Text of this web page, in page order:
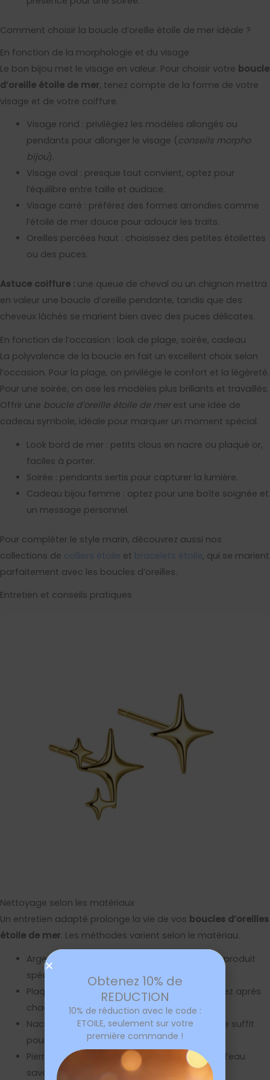
Comment choisir la boucle d’oreille étoile de mer idéale ?
En fonction de la morphologie et du visage
Le bon bijou met le visage en valeur. Pour choisir votre boucle
d’oreille étoile de mer, tenez compte de la forme de votre
visage et de votre coiffure.
Visage rond : privilégiez les modèles allongés ou
pendants pour allonger le visage ( conseils morpho
bijou).
Visage oval : presque tout convient, optez pour
l’équilibre entre taille et audace.
Visage carré : préférez des formes arrondies comme
l’étoile de mer douce pour adoucir les traits.
Oreilles percées haut : choisissez des petites étoilettes
ou des puces.
Astuce coiffure : une queue de cheval ou un chignon mettra
en valeur une boucle d’oreille pendante, tandis que des
cheveux lâchés se marient bien avec des puces délicates.
En fonction de l’occasion : look de plage, soirée, cadeau
La polyvalence de la boucle en fait un excellent choix selon
l’occasion. Pour la plage, on privilégie le confort et la légèreté.
Pour une soirée, on ose les modèles plus brillants et travaillés.
Offrir une boucle d’oreille étoile de merest une idée de
cadeau symbole, idéale pour marquer un moment spécial.
Look bord de mer : petits clous en nacre ou plaqué or,
faciles à porter.
Soirée : pendants sertis pour capturer la lumière.
Cadeau bijou femme : optez pour une boîte soignée et
un message personnel.
Pour compléter le style marin, découvrez aussi nos
collections de colliers étoile et bracelets étoile, qui se marient
parfaitement avec les boucles d’oreilles.
Entretien et conseils pratiques
Nettoyage selon les matériaux
Un entretien adapté prolonge la vie de vos boucles d’oreilles
étoile de mer. Les méthodes varient selon le matériau.
Argent : nettoyez avec un chiffon doux et un produit
spécifique ou du bicarbonate dilué.
Plaqué or : évitez les produits abrasifs ; essuyez après
chaque port pour enlever sel et sueur.
Nacre : un linge humide sans produit chimique suffit
pour préserver son iridescence.
Pierres serties : une brosse à poils doux et de l’eau
savonneuse tiède, puis sécher délicatement.
Obtenez 10% de
REDUCTION
10% de réduction avec le code :
ETOILE, seulement sur votre
première commande !